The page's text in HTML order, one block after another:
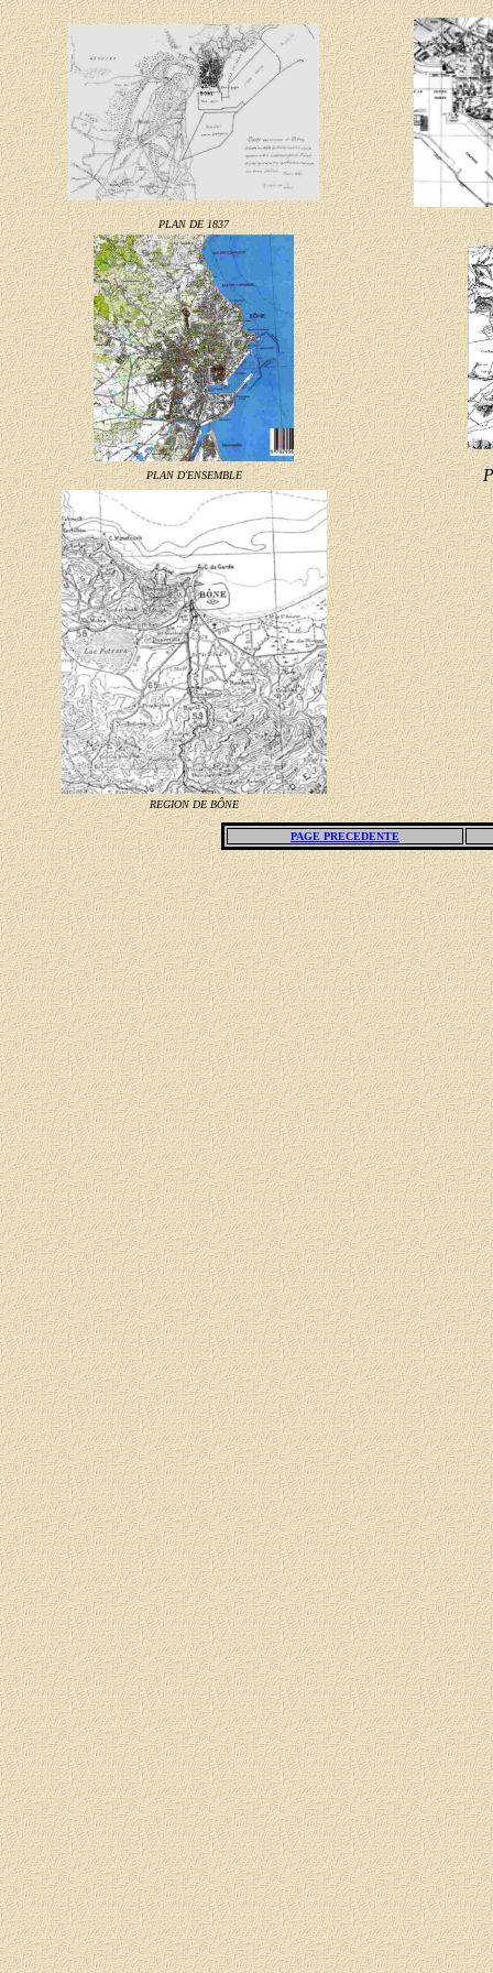
PLAN DE 1837
PLAN D'ENSEMBLE
REGION DE BÔNE
PAGE PRECEDENTE